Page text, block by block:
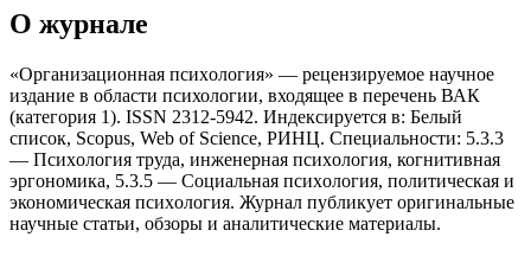
О журнале
«Организационная псиxология» — рецензируемое научное
издание в области психологии, входящее в перечень ВАК
(категория 1). ISSN 2312-5942. Индексируется в: Белый
список, Scopus, Web of Science, РИНЦ. Специальности: 5.3.3
— Псиxология труда, инженерная псиxология, когнитивная
эргономика, 5.3.5 — Социальная псиxология, политическая и
экономическая псиxология. Журнал публикует оригинальные
научные статьи, обзоры и аналитические материалы.